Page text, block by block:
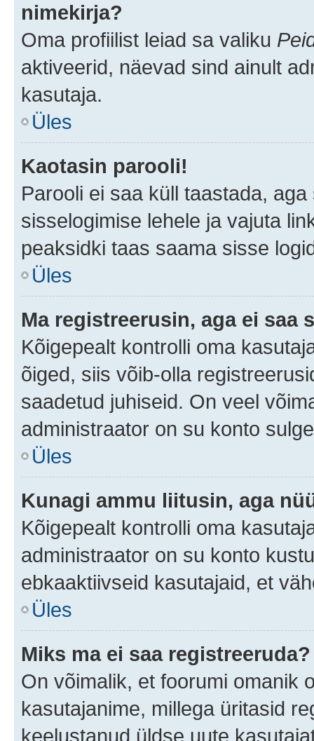
nimekirja?
Oma profiilist leiad sa valiku
aktiveerid, näevad sind ainult
kasutaja.
Üles
Kaotasin parooli!
Parooli ei saa küll taastada,
sisselogimise lehele ja vajuta
peaksidki taas saama sisse
Üles
Ma registreerusin, aga ei saa
Kõigepealt kontrolli oma
õiged, siis võib-olla
saadetud juhiseid. On veel
administraator on su konto
Üles
Kunagi ammu liitusin, aga
Kõigepealt kontrolli oma
administraator on su konto
ebkaaktiivseid kasutajaid, et
Üles
Miks ma ei saa registreeruda?
On võimalik, et foorumi omanik
kasutajanime, millega üritasid
keelustanud üldse uute